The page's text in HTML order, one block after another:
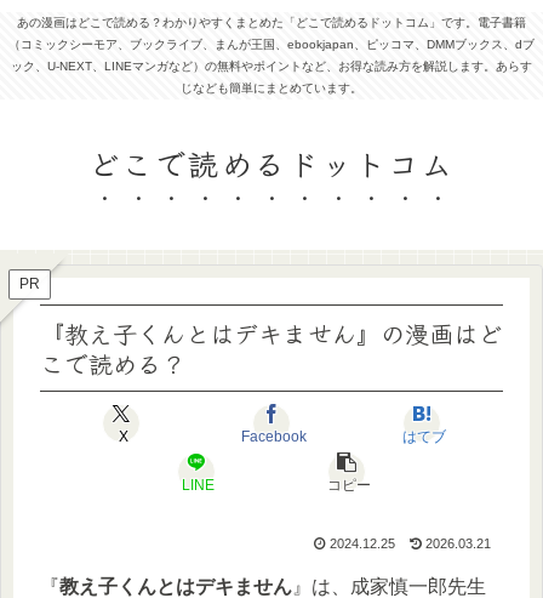
あの漫画はどこで読める？わかりやすくまとめた「どこで読めるドットコム」です。電子書籍
（コミックシーモア、ブックライブ、まんが王国、ebookjapan、ピッコマ、DMMブックス、dブ
ック、U-NEXT、LINEマンガなど）の無料やポイントなど、お得な読み方を解説します。あらす
じなども簡単にまとめています。
どこで読めるドットコム
PR
『教え子くんとはデキません』の漫画はど
こで読める？
X Facebook はてブ
LINE コピー
2024.12.25 2026.03.21
『教え子くんとはデキません 』は、成家慎一郎先生